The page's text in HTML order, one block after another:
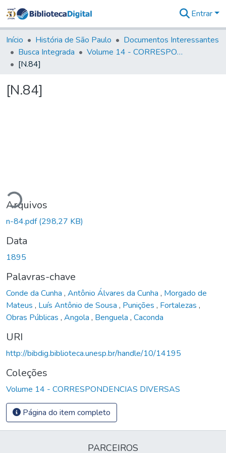
&
Coleções
Tudo na
Entrar
Início História de São Paulo
Documentos Interessantes
Busca Integrada
Volume 14 - CORRESPONDENCIAS DIVERSAS
[N.84]
[N.84]
Arquivos
n-84.pdf(298,27 KB)
Data
1895
Palavras-chave
Conde da Cunha , Antônio Álvares da Cunha , Morgado de
Mateus , Luís Antônio de Sousa , Punições , Fortalezas ,
Obras Públicas , Angola , Benguela , Caconda
URI
http://bibdig.biblioteca.unesp.br/handle/10/14195
Coleções
Volume 14 - CORRESPONDENCIAS DIVERSAS
Página do item completo
PARCEIROS